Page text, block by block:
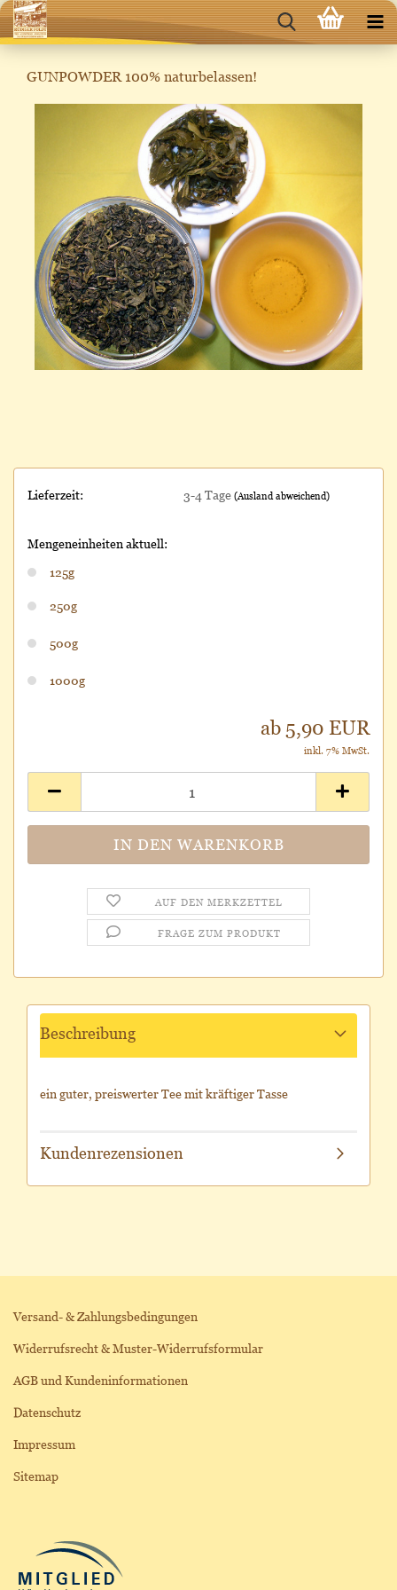
GUNPOWDER 100% naturbelassen!
Lieferzeit: 3-4 Tage (Ausland abweichend)
Mengeneinheiten aktuell:
125g
250g
500g
1000g
ab 5,90 EUR
inkl. 7% MwSt.
AUF DEN MERKZETTEL
FRAGE ZUM PRODUKT
Beschreibung
ein guter, preiswerter Tee mit kräftiger Tasse
Kundenrezensionen
Versand- & Zahlungsbedingungen
Widerrufsrecht & Muster-Widerrufsformular
AGB und Kundeninformationen
Datenschutz
Impressum
Sitemap